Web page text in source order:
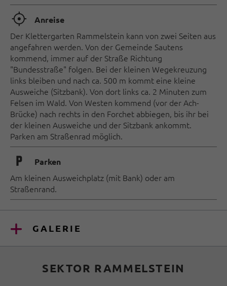
🞞 Anreise
Der Klettergarten Rammelstein kann von zwei Seiten aus
angefahren werden. Von der Gemeinde Sautens
kommend, immer auf der Straße Richtung
"Bundesstraße" folgen. Bei der kleinen Wegekreuzung
links bleiben und nach ca. 500 m kommt eine kleine
Ausweiche (Sitzbank). Von dort links ca. 2 Minuten zum
Felsen im Wald. Von Westen kommend (vor der Ach-
Brücke) nach rechts in den Forchet abbiegen, bis ihr bei
der kleinen Ausweiche und der Sitzbank ankommt.
Parken am Straßenrad möglich.
🐈 Parken
Am kleinen Ausweichplatz (mit Bank) oder am
Straßenrand.
GALERIE
SEKTOR RAMMELSTEIN